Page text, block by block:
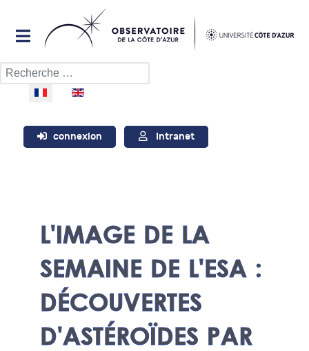
Rechercher
Sélectionnez votre langue
connexion Intranet
L'IMAGE DE LA
SEMAINE DE L'ESA :
DÉCOUVERTES
D'ASTÉROÏDES PAR